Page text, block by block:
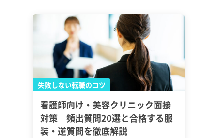
失敗しない転職のコツ
看護師向け・美容クリニック面接
対策｜頻出質問20選と合格する服
装・逆質問を徹底解説